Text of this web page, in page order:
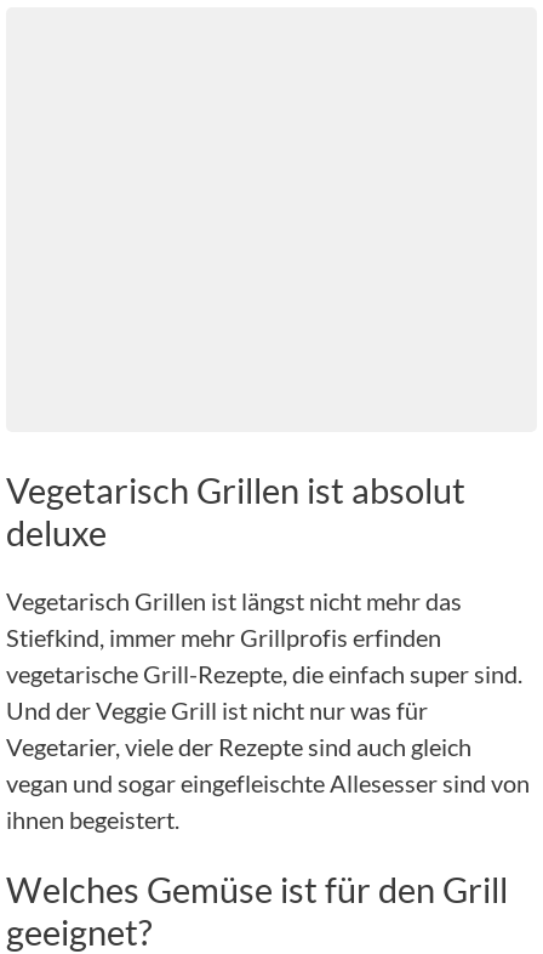
Vegetarisch Grillen ist absolut
deluxe
Vegetarisch Grillen ist längst nicht mehr das
Stiefkind, immer mehr Grillprofis erfinden
vegetarische Grill-Rezepte, die einfach super sind.
Und der Veggie Grill ist nicht nur was für
Vegetarier, viele der Rezepte sind auch gleich
vegan und sogar eingefleischte Allesesser sind von
ihnen begeistert.
Welches Gemüse ist für den Grill
geeignet?